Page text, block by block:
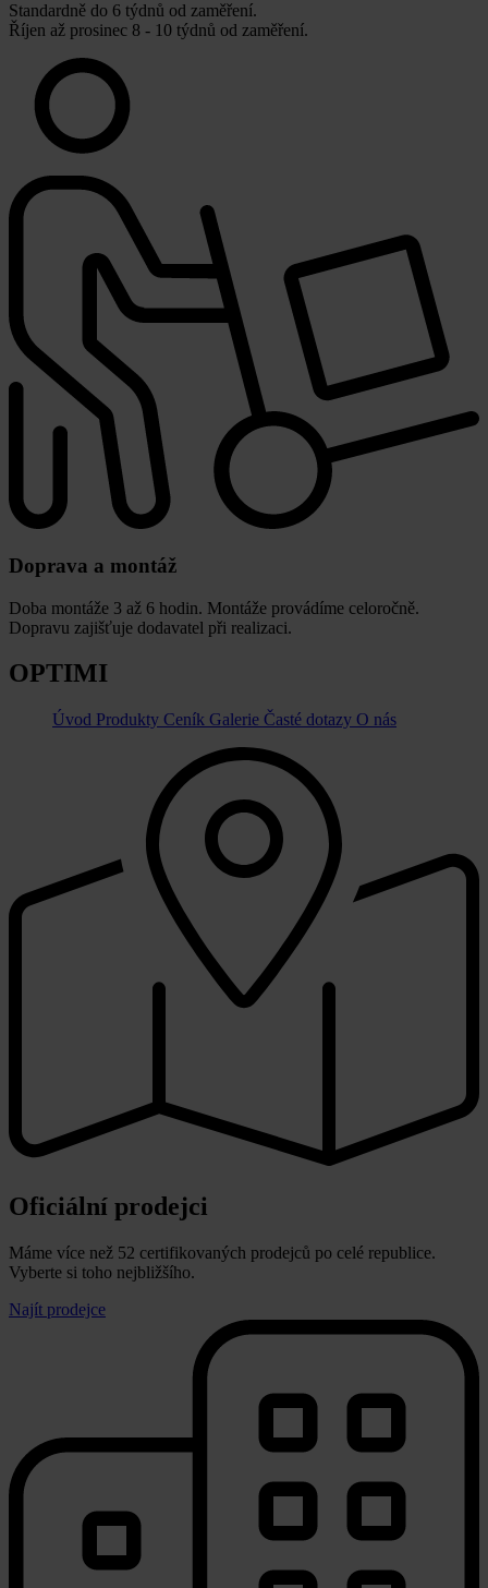
Standardně do 6 týdnů od zaměření.
Říjen až prosinec 8 - 10 týdnů od zaměření.
Doprava a montáž
Doba montáže 3 až 6 hodin. Montáže provádíme celoročně.
Dopravu zajišťuje dodavatel při realizaci.
OPTIMI
Úvod Produkty Ceník Galerie Časté dotazy O nás
Oficiální prodejci
Máme více než 52 certifikovaných prodejců po celé republice.
Vyberte si toho nejbližšího.
Najít prodejce